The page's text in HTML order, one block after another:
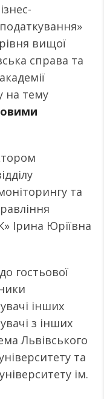
вищої
справа та
на тему
та
Ірина Юріївна
гостьової
інших
з інших
Львівського
та
ім.